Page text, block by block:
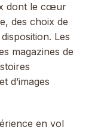
dont le cœur
des choix de
Les
magazines de
d’images
en vol